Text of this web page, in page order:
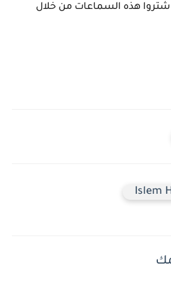
هذه السماعات من خلال
Islem